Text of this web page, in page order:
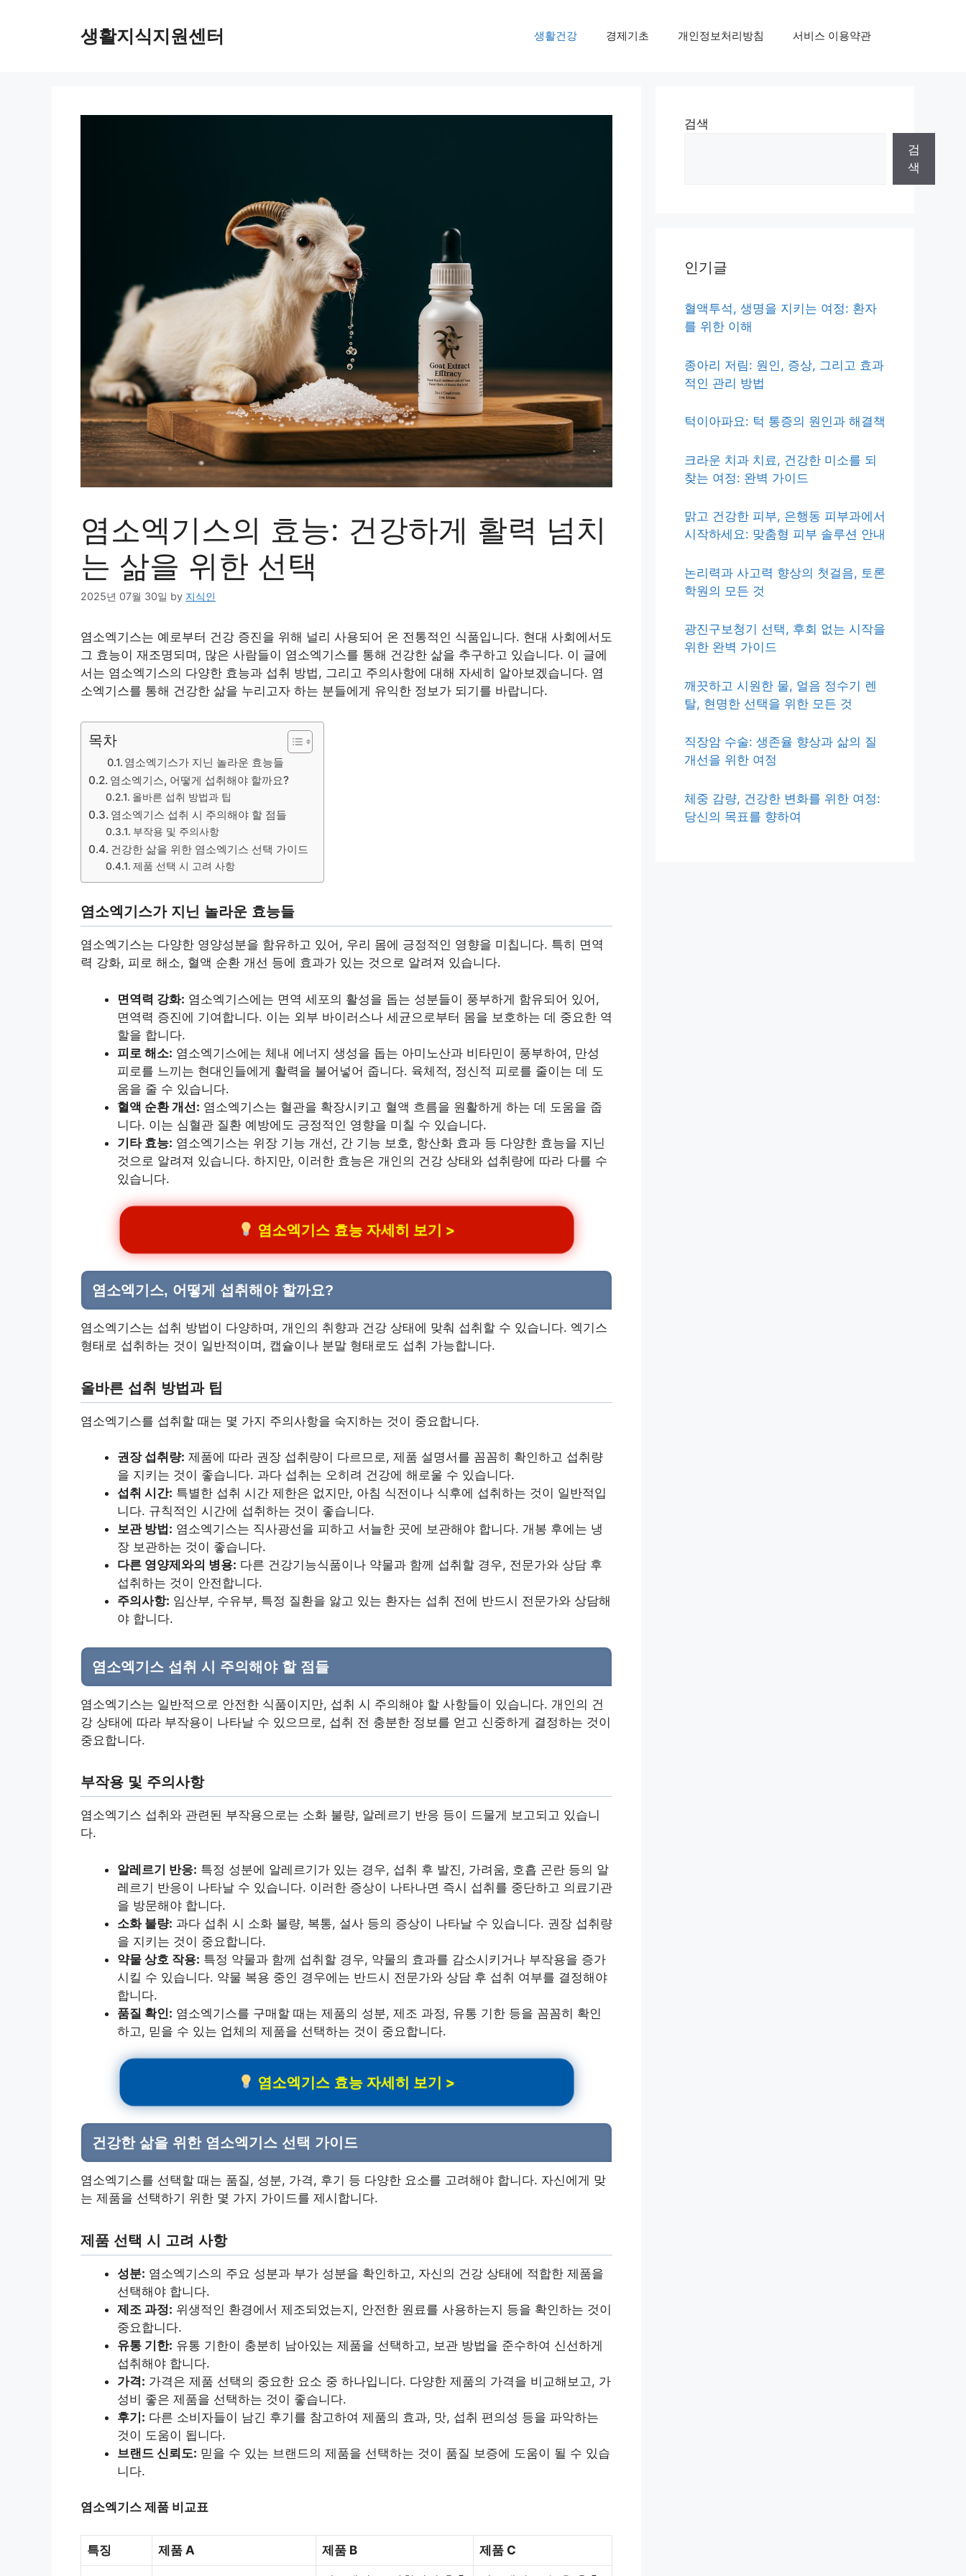
생활지식지원센터 생활건강 경제기초 개인정보처리방침 서비스 이용약관
염소엑기스의 효능: 건강하게 활력 넘치
는 삶을 위한 선택
2025년 07월 30일 by 지식인
염소엑기스는 예로부터 건강 증진을 위해 널리 사용되어 온 전통적인 식품입니다. 현대 사회에서도
그 효능이 재조명되며, 많은 사람들이 염소엑기스를 통해 건강한 삶을 추구하고 있습니다. 이 글에
서는 염소엑기스의 다양한 효능과 섭취 방법, 그리고 주의사항에 대해 자세히 알아보겠습니다. 염
소엑기스를 통해 건강한 삶을 누리고자 하는 분들에게 유익한 정보가 되기를 바랍니다.
목차
염소엑기스가 지닌 놀라운 효능들
염소엑기스, 어떻게 섭취해야 할까요?
올바른 섭취 방법과 팁
염소엑기스 섭취 시 주의해야 할 점들
부작용 및 주의사항
건강한 삶을 위한 염소엑기스 선택 가이드
제품 선택 시 고려 사항
염소엑기스가 지닌 놀라운 효능들
염소엑기스는 다양한 영양성분을 함유하고 있어, 우리 몸에 긍정적인 영향을 미칩니다. 특히 면역
력 강화, 피로 해소, 혈액 순환 개선 등에 효과가 있는 것으로 알려져 있습니다.
면역력 강화: 염소엑기스에는 면역 세포의 활성을 돕는 성분들이 풍부하게 함유되어 있어,
면역력 증진에 기여합니다. 이는 외부 바이러스나 세균으로부터 몸을 보호하는 데 중요한 역
할을 합니다.
피로 해소: 염소엑기스에는 체내 에너지 생성을 돕는 아미노산과 비타민이 풍부하여, 만성
피로를 느끼는 현대인들에게 활력을 불어넣어 줍니다. 육체적, 정신적 피로를 줄이는 데 도
움을 줄 수 있습니다.
혈액 순환 개선: 염소엑기스는 혈관을 확장시키고 혈액 흐름을 원활하게 하는 데 도움을 줍
니다. 이는 심혈관 질환 예방에도 긍정적인 영향을 미칠 수 있습니다.
기타 효능: 염소엑기스는 위장 기능 개선, 간 기능 보호, 항산화 효과 등 다양한 효능을 지닌
것으로 알려져 있습니다. 하지만, 이러한 효능은 개인의 건강 상태와 섭취량에 따라 다를 수
있습니다.
염소엑기스 효능 자세히 보기 >
염소엑기스, 어떻게 섭취해야 할까요?
염소엑기스는 섭취 방법이 다양하며, 개인의 취향과 건강 상태에 맞춰 섭취할 수 있습니다. 엑기스
형태로 섭취하는 것이 일반적이며, 캡슐이나 분말 형태로도 섭취 가능합니다.
올바른 섭취 방법과 팁
염소엑기스를 섭취할 때는 몇 가지 주의사항을 숙지하는 것이 중요합니다.
권장 섭취량: 제품에 따라 권장 섭취량이 다르므로, 제품 설명서를 꼼꼼히 확인하고 섭취량
을 지키는 것이 좋습니다. 과다 섭취는 오히려 건강에 해로울 수 있습니다.
섭취 시간: 특별한 섭취 시간 제한은 없지만, 아침 식전이나 식후에 섭취하는 것이 일반적입
니다. 규칙적인 시간에 섭취하는 것이 좋습니다.
보관 방법: 염소엑기스는 직사광선을 피하고 서늘한 곳에 보관해야 합니다. 개봉 후에는 냉
장 보관하는 것이 좋습니다.
다른 영양제와의 병용: 다른 건강기능식품이나 약물과 함께 섭취할 경우, 전문가와 상담 후
섭취하는 것이 안전합니다.
주의사항: 임산부, 수유부, 특정 질환을 앓고 있는 환자는 섭취 전에 반드시 전문가와 상담해
야 합니다.
염소엑기스 섭취 시 주의해야 할 점들
염소엑기스는 일반적으로 안전한 식품이지만, 섭취 시 주의해야 할 사항들이 있습니다. 개인의 건
강 상태에 따라 부작용이 나타날 수 있으므로, 섭취 전 충분한 정보를 얻고 신중하게 결정하는 것이
중요합니다.
부작용 및 주의사항
염소엑기스 섭취와 관련된 부작용으로는 소화 불량, 알레르기 반응 등이 드물게 보고되고 있습니
다.
알레르기 반응: 특정 성분에 알레르기가 있는 경우, 섭취 후 발진, 가려움, 호흡 곤란 등의 알
레르기 반응이 나타날 수 있습니다. 이러한 증상이 나타나면 즉시 섭취를 중단하고 의료기관
을 방문해야 합니다.
소화 불량: 과다 섭취 시 소화 불량, 복통, 설사 등의 증상이 나타날 수 있습니다. 권장 섭취량
을 지키는 것이 중요합니다.
약물 상호 작용: 특정 약물과 함께 섭취할 경우, 약물의 효과를 감소시키거나 부작용을 증가
시킬 수 있습니다. 약물 복용 중인 경우에는 반드시 전문가와 상담 후 섭취 여부를 결정해야
합니다.
품질 확인: 염소엑기스를 구매할 때는 제품의 성분, 제조 과정, 유통 기한 등을 꼼꼼히 확인
하고, 믿을 수 있는 업체의 제품을 선택하는 것이 중요합니다.
염소엑기스 효능 자세히 보기 >
건강한 삶을 위한 염소엑기스 선택 가이드
염소엑기스를 선택할 때는 품질, 성분, 가격, 후기 등 다양한 요소를 고려해야 합니다. 자신에게 맞
는 제품을 선택하기 위한 몇 가지 가이드를 제시합니다.
제품 선택 시 고려 사항
성분: 염소엑기스의 주요 성분과 부가 성분을 확인하고, 자신의 건강 상태에 적합한 제품을
선택해야 합니다.
제조 과정: 위생적인 환경에서 제조되었는지, 안전한 원료를 사용하는지 등을 확인하는 것이
중요합니다.
유통 기한: 유통 기한이 충분히 남아있는 제품을 선택하고, 보관 방법을 준수하여 신선하게
섭취해야 합니다.
가격: 가격은 제품 선택의 중요한 요소 중 하나입니다. 다양한 제품의 가격을 비교해보고, 가
성비 좋은 제품을 선택하는 것이 좋습니다.
후기: 다른 소비자들이 남긴 후기를 참고하여 제품의 효과, 맛, 섭취 편의성 등을 파악하는
것이 도움이 됩니다.
브랜드 신뢰도: 믿을 수 있는 브랜드의 제품을 선택하는 것이 품질 보증에 도움이 될 수 있습
니다.
염소엑기스 제품 비교표
특징 제품 A 제품 B 제품 C
검색
검
색
인기글
혈액투석, 생명을 지키는 여정: 환자
를 위한 이해
종아리 저림: 원인, 증상, 그리고 효과
적인 관리 방법
턱이아파요: 턱 통증의 원인과 해결책
크라운 치과 치료, 건강한 미소를 되
찾는 여정: 완벽 가이드
맑고 건강한 피부, 은행동 피부과에서
시작하세요: 맞춤형 피부 솔루션 안내
논리력과 사고력 향상의 첫걸음, 토론
학원의 모든 것
광진구보청기 선택, 후회 없는 시작을
위한 완벽 가이드
깨끗하고 시원한 물, 얼음 정수기 렌
탈, 현명한 선택을 위한 모든 것
직장암 수술: 생존율 향상과 삶의 질
개선을 위한 여정
체중 감량, 건강한 변화를 위한 여정:
당신의 목표를 향하여